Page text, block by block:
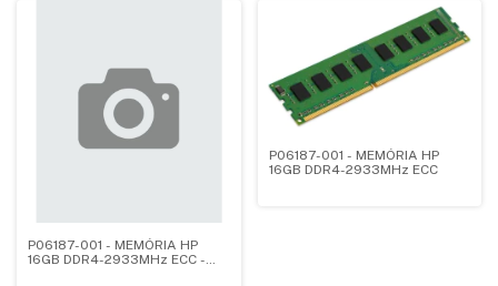
P06187-001 - MEMÓRIA HP
16GB DDR4-2933MHz ECC -
P06187-001 - MEMÓRIA HP
16GB DDR4-2933MHz ECC